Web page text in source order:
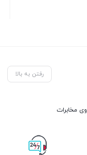
رفتن به بالا
مخابرات